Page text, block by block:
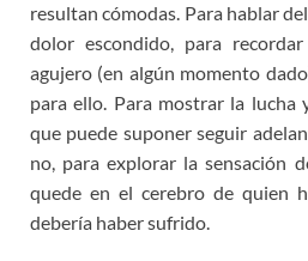
resultan cómodas. Para hablar
dolor escondido, para
agujero (en algún momento
para ello. Para mostrar la lucha
que puede suponer seguir
no, para explorar la sensación
quede en el cerebro de quien
debería haber sufrido.